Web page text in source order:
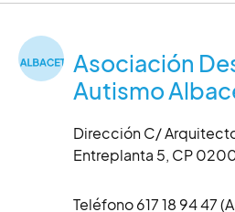
Asociación
Autismo
Dirección C/
Entreplanta 5, CP
Teléfono 617 18 94 47